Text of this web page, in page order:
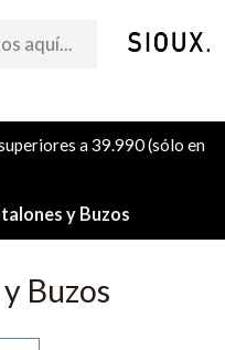
a 39.990 (sólo en
y Buzos
Buzos